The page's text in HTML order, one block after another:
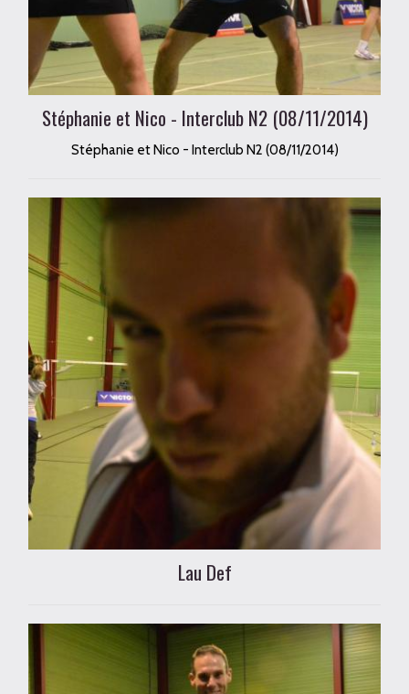
Stéphanie et Nico - Interclub N2 (08/11/2014)
Stéphanie et Nico - Interclub N2 (08/11/2014)
Lau Def